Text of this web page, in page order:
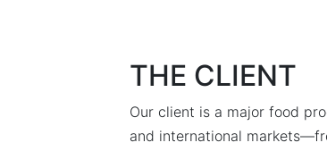
THE CLIENT
Our client is a major food
and international